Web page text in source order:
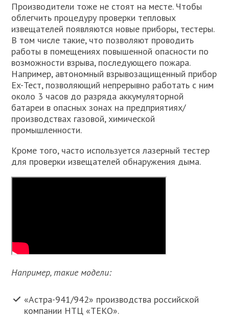
Производители тоже не стоят на месте. Чтобы
облегчить процедуру проверки тепловых
извещателей появляются новые приборы, тестеры.
В том числе такие, что позволяют проводить
работы в помещениях повышенной опасности по
возможности взрыва, последующего пожара.
Например, автономный взрывозащищенный прибор
Ex-Тест, позволяющий непрерывно работать с ним
около 3 часов до разряда аккумуляторной
батареи в опасных зонах на предприятиях/
производствах газовой, химической
промышленности.
Кроме того, часто используется лазерный тестер
для проверки извещателей обнаружения дыма.
Например, такие модели:
«Астра-941/942» производства российской
компании НТЦ «ТЕКО».